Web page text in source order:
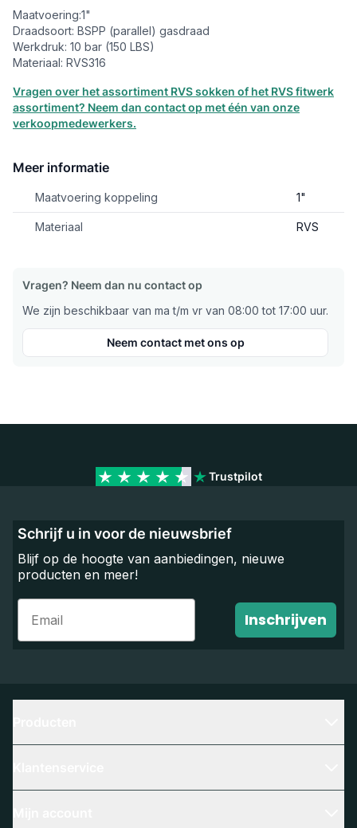
Maatvoering:1"
Draadsoort: BSPP (parallel) gasdraad
Werkdruk: 10 bar (150 LBS)
Materiaal: RVS316
Vragen over het assortiment RVS sokken of het RVS fitwerk
assortiment? Neem dan contact op met één van onze
verkoopmedewerkers.
Meer informatie
Maatvoering koppeling 1"
Materiaal RVS
Vragen? Neem dan nu contact op
We zijn beschikbaar van ma t/m vr van 08:00 tot 17:00 uur.
Neem contact met ons op
Trustpilot
Schrijf u in voor de nieuwsbrief
Blijf op de hoogte van aanbiedingen, nieuwe
producten en meer!
Email
Inschrijven